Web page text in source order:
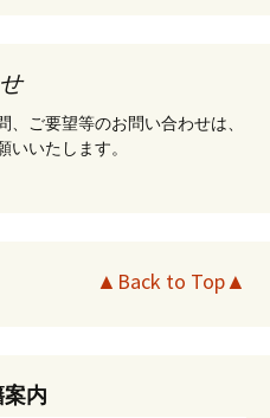
ご要望等のお問い合わせは、
いいたします。
▲Back to Top▲
内